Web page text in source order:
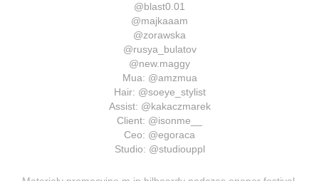
@blast0.01
@majkaaam
@zorawska
@rusya_bulatov
@new.maggy
Mua: @amzmua
Hair: @soeye_stylist
Assist: @kakaczmarek
Client: @isonme__
Ceo: @egoraca
Studio: @studiouppl